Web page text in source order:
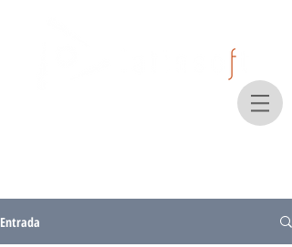
Entrada